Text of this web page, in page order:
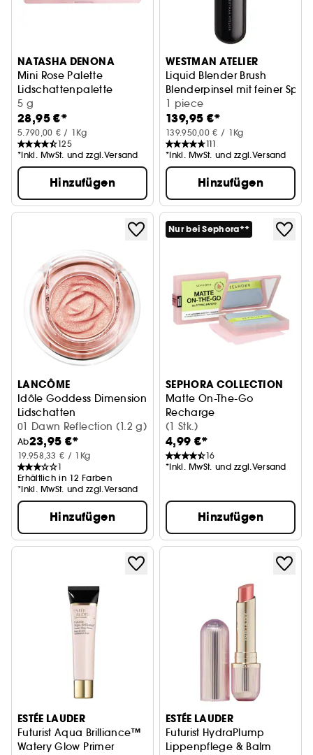
NATASHA DENONA
Mini Rose Palette
Lidschattenpalette
5 g
28,95 €*
5.790,00 € / 1Kg
125
*Inkl. MwSt. und zzgl.Versand
Hinzufügen
WESTMAN ATELIER
Liquid Blender Brush
Blenderpinsel mit feiner
1 piece
139,95 €*
139.950,00 € / 1Kg
111
*Inkl. MwSt. und zzgl.Versand
Hinzufügen
LANCÔME
Idôle Goddess Dimension
Lidschatten
01 Dawn Reflection (1.2 g)
Ab23,95 €*
19.958,33 € / 1Kg
1
Erhältlich in 12 Farben
*Inkl. MwSt. und zzgl.Versand
Hinzufügen
Nur bei Sephora**
SEPHORA COLLECTION
Matte On-The-Go
Recharge
Nachfüllpackung
(1 Stk.)
4,99 €*
16
*Inkl. MwSt. und zzgl.Versand
Hinzufügen
ESTÉE LAUDER
Futurist Aqua Brilliance™
Watery Glow Primer
ESTÉE LAUDER
Futurist HydraPlump
Lippenpflege & Balm